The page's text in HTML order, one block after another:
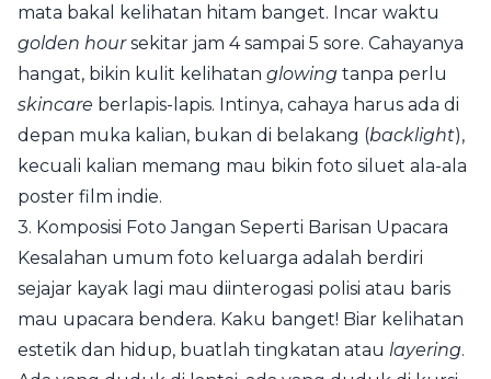
mata bakal kelihatan hitam banget. Incar waktu
golden hoursekitar jam 4 sampai 5 sore. Cahayanya
hangat, bikin kulit kelihatan glowing tanpa perlu
skincare berlapis-lapis. Intinya, cahaya harus ada di
depan muka kalian, bukan di belakang (backlight),
kecuali kalian memang mau bikin foto siluet ala-ala
poster film indie.
3. Komposisi Foto Jangan Seperti Barisan Upacara
Kesalahan umum foto keluarga adalah berdiri
sejajar kayak lagi mau diinterogasi polisi atau baris
mau upacara bendera. Kaku banget! Biar kelihatan
estetik dan hidup, buatlah tingkatan atau layering.